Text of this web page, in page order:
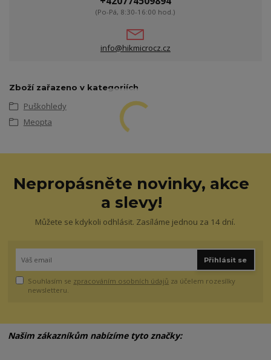
(Po-Pá, 8:30-16:00 hod.)
info@hikmicrocz.cz
Zboží zařazeno v kategoriích
Puškohledy
Meopta
Nepropásněte novinky, akce
a slevy!
Můžete se kdykoli odhlásit. Zasíláme jednou za 14 dní.
Přihlásit se
Souhlasím se zpracováním osobních údajů za účelem rozesílky
newsletteru.
Našim zákazníkům nabízíme tyto značky: